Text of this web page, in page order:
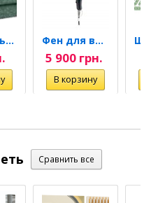
Перукарський махровий... Фен для волосся Micro...
5 900 грн.